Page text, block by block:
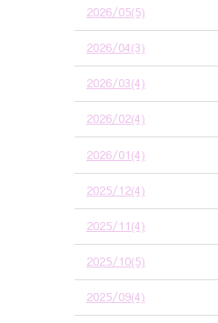
2026/05(5)
2026/04(3)
2026/03(4)
2026/02(4)
2026/01(4)
2025/12(4)
2025/11(4)
2025/10(5)
2025/09(4)